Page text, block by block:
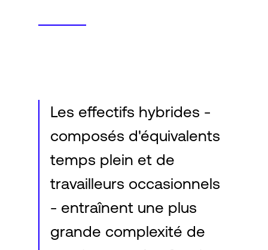
Les effectifs hybrides -
composés d'équivalents
temps plein et de
travailleurs occasionnels
- entraînent une plus
grande complexité de